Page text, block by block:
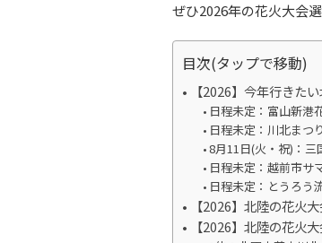
ぜひ2026年の花火大会
目次(タップで移動)
【2026】今年行きた
日程未定：富山新港
日程未定：川北まつ
8月11日(火・祝)：三
日程未定：越前市サ
日程未定：とうろう
【2026】北陸の花火
【2026】北陸の花火